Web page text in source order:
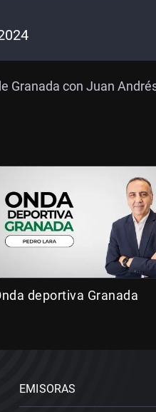
Granada con Juan
deportiva Granada
EMISORAS